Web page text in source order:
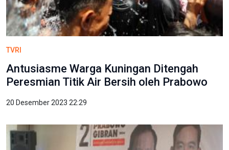
TVRI
Antusiasme Warga Kuningan Ditengah
Peresmian Titik Air Bersih oleh Prabowo
20 Desember 2023 22:29